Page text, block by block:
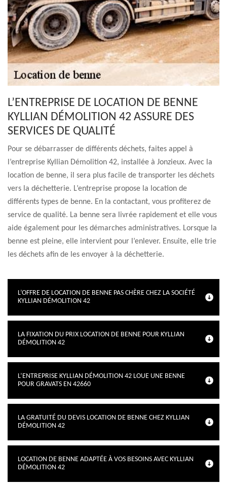
L’ENTREPRISE DE LOCATION DE BENNE
KYLLIAN DÉMOLITION 42 ASSURE DES
SERVICES DE QUALITÉ
Pour se débarrasser de différents déchets, faites appel à
l’entreprise Kyllian Démolition 42, installée à Jonzieux. Avec la
location de benne, il sera plus facile de transporter les déchets
vers la déchetterie. L’entreprise propose la location de
différents types de benne. En la contactant, vous profiterez de
service de qualité. La benne sera livrée rapidement et elle vous
aide également pour les démarches administratives. Lorsque la
benne est pleine, elle intervient pour l’enlever. Ensuite, elle trie
les déchets afin de les envoyer à la déchetterie.
L’OFFRE DE LOCATION DE BENNE PAS CHÈRE CHEZ LA SOCIÉTÉ
KYLLIAN DÉMOLITION 42
LA FIXATION DU PRIX LOCATION DE BENNE POUR KYLLIAN
DÉMOLITION 42
L’ENTREPRISE KYLLIAN DÉMOLITION 42 LOUE UNE BENNE
POUR GRAVATS EN 42660
LA GRATUITÉ DU DEVIS LOCATION DE BENNE CHEZ KYLLIAN
DÉMOLITION 42
LOCATION DE BENNE ADAPTÉE À VOS BESOINS AVEC KYLLIAN
DÉMOLITION 42